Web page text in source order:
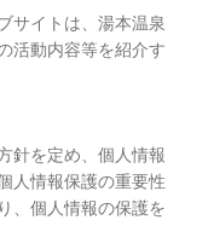
サイトは、湯本温泉
活動内容等を紹介す
針を定め、個人情報
人情報保護の重要性
、個人情報の保護を